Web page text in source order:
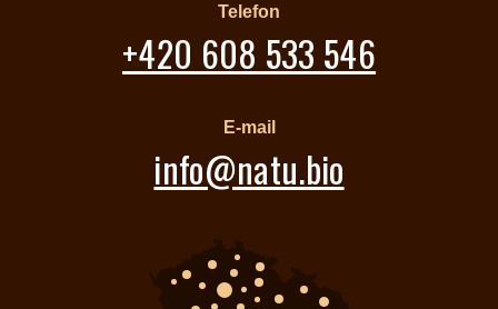
Telefon
+420 608 533 546
E-mail
info@natu.bio